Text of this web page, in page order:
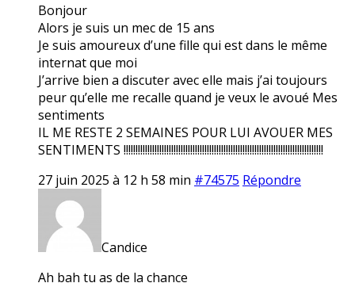
Bonjour
Alors je suis un mec de 15 ans
Je suis amoureux d’une fille qui est dans le même
internat que moi
J’arrive bien a discuter avec elle mais j’ai toujours
peur qu’elle me recalle quand je veux le avoué Mes
sentiments
IL ME RESTE 2 SEMAINES POUR LUI AVOUER MES
SENTIMENTS !!!!!!!!!!!!!!!!!!!!!!!!!!!!!!!!!!!!!!!!!!!!!!!!!!!!!!!!!!!!!!!!!!!!!!!!!!!!!!!!!!!!
27 juin 2025 à 12 h 58 min #74575 Répondre
Candice
Ah bah tu as de la chance